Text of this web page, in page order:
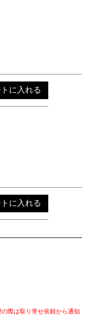
に入れる
に入れる
際は取り寄せ依頼から通知